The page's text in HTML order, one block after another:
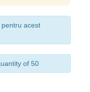
acest
of 50